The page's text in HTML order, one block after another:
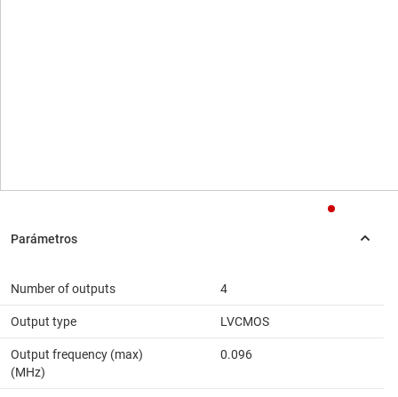
Number of outputs 4
Output type LVCMOS
Output frequency (max)
(MHz)
0.096